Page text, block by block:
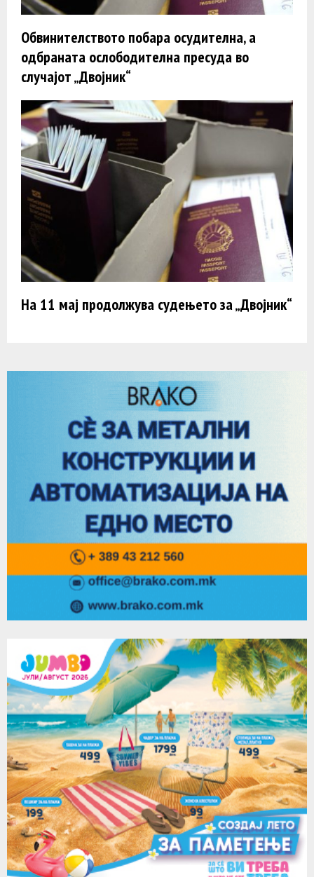
Обвинителството побара осудителна, а
одбраната ослободителна пресуда во
случајот „Двојник“
На 11 мај продолжува судењето за „Двојник“